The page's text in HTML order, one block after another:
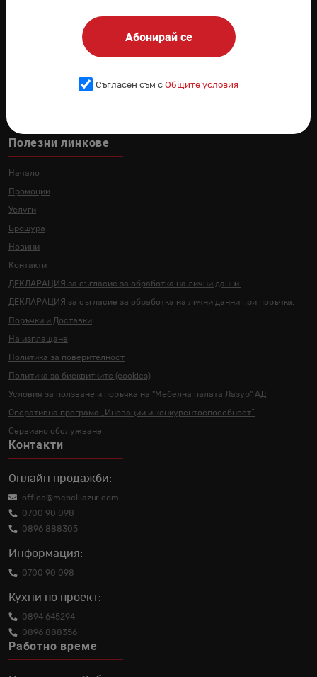
Абонирай се
Съгласен съм с Общите условия
Полезни линкове
Начало
Промоции
Услуги
Брошура
Новини
Контакти
ДЕКЛАРАЦИЯ за съгласие за обработка на лични данни.
ДЕКЛАРАЦИЯ за съгласие за обработка на лични данни при поръчка.
Поръчки и Доставки
На изплащане
Политика за поверителност
Политика за бисквитките (cookies)
Условия за ползване и поръчка на "Мебелна палата Лазур" АД
Оперативна програма „Иновации и конкурентоспособност“
Сервизно обслужване
Контакти
Онлайн продажби:
office@mebelilazur.com
0700 90 098
0896 888305
Информация:
0700 90 098
Кухни по проект:
0894 645294
0896 888356
Работно време
Сервизно обслужване
Покажи на картата